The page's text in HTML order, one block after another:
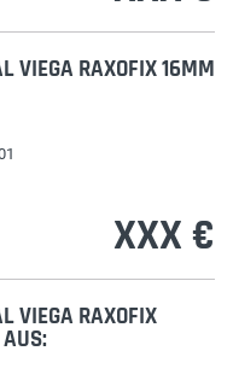
VIEGA RAXOFIX 16MM
XXX €
VIEGA RAXOFIX